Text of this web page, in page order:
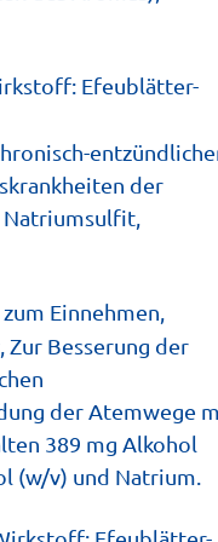
die
ist
Langweile
auch
oder
Efeublätter-
der
zum Einnehmen,
Besserung der
der Atemwege
389 mg Alkohol
(w/v) und Natrium.